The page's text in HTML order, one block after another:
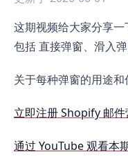
第 130 期 Shopify 各
这期视频给大家分享一
包括 直接弹窗、滑入弹
关于每种弹窗的用途和
立即注册 Shopify 邮
通过 YouTube 观看本